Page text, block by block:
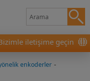
iletişime geçin
enkoderler -